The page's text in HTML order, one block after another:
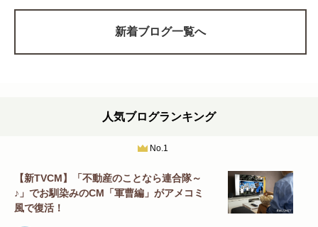
新着ブログ一覧へ
人気ブログランキング
No.1
【新TVCM】「不動産のことなら連合隊～
♪」でお馴染みのCM「軍曹編」がアメコミ
風で復活！